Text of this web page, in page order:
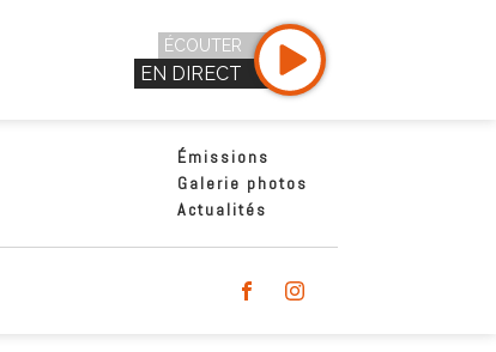
ÉCOUTER
EN DIRECT
Émissions
Galerie photos
Actualités